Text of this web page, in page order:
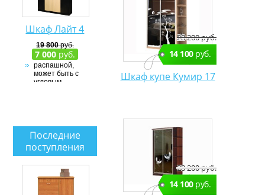
Шкаф Лайт 4
19 800руб.
7 000руб.
распашной,
может быть с
угловым
Последние
поступления
28 200 руб.
14 100руб.
Шкаф купе Кумир 17
28 200 руб.
14 100руб.